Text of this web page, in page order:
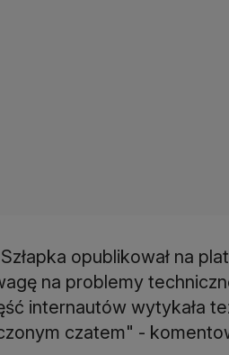
opublikował na
na problemy
internautów wytykała
czatem" -